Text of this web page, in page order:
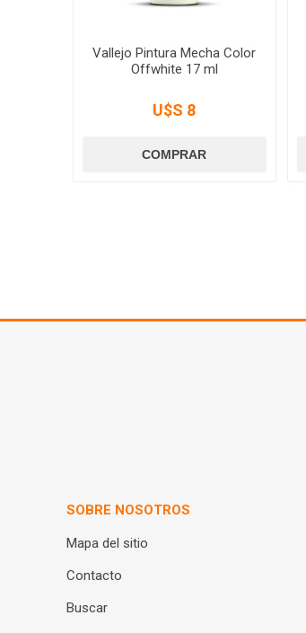
Vallejo Pintura Mecha Color
Offwhite 17 ml
U$S 8
SOBRE NOSOTROS
Mapa del sitio
Contacto
Buscar